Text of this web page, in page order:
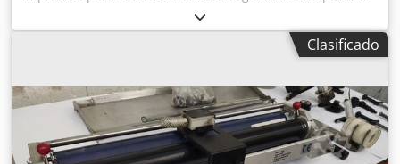
N Tujf Hor Dispositivo de curvado de planchas de
impresión - NELA GS. Año de fabricación: 1997 - Número
de serie: 1144/41 Dispositivo de curvado de planchas de
vídeo en línea a través de WhatsApp, MS Zoom o Telegram.
En stock en Emskirchen/Núremberg - Disponible
inmediatamente - Se puede probar.
Clasificado